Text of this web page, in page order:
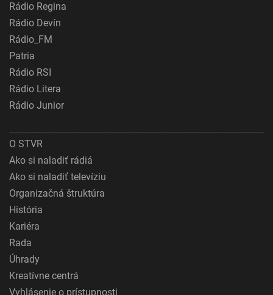
Rádio Regina
Rádio Devín
Rádio_FM
Patria
Rádio RSI
Rádio Litera
Rádio Junior
O STVR
Ako si naladiť rádiá
Ako si naladiť televíziu
Organizačná štruktúra
História
Kariéra
Rada
Úhrady
Kreatívne centrá
Vyhlásenie o prístupnosti